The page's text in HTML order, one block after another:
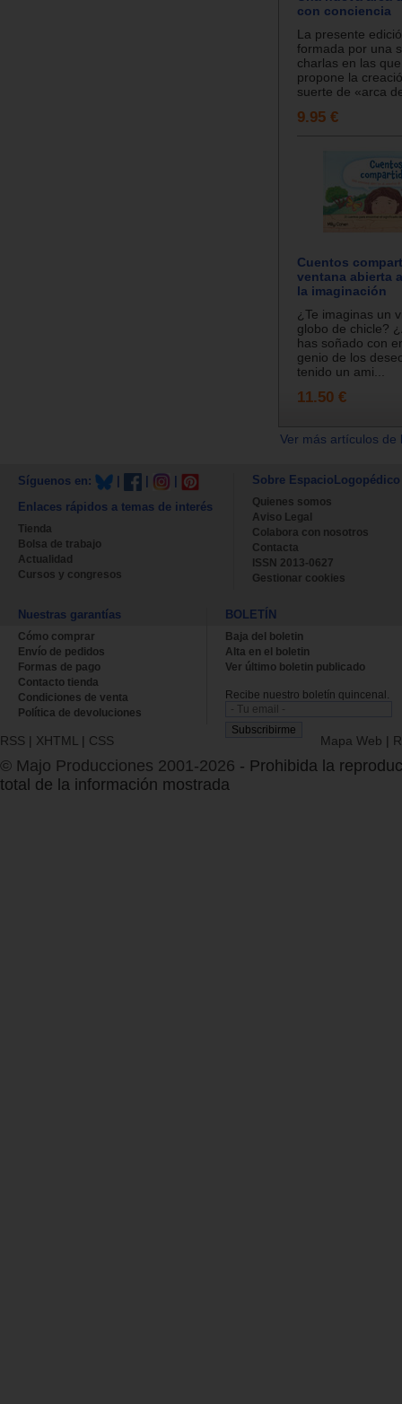
con conciencia
La presente
formada por una
charlas en las
propone la
suerte de «arca
9.95 €
Cuentos
ventana abierta
la imaginación
¿Te imaginas un
globo de chicle?
has soñado con
genio de los
tenido un ami...
11.50 €
Ver más artículos
Síguenos en:
Enlaces rápidos a temas de interés
Tienda
Bolsa de trabajo
Actualidad
Cursos y congresos
Sobre EspacioLogopédico
Quienes somos
Aviso Legal
Colabora con nosotros
Contacta
ISSN 2013-0627
Gestionar cookies
Nuestras garantías
Cómo comprar
Envío de pedidos
Formas de pago
Contacto tienda
Condiciones de venta
Política de devoluciones
BOLETÍN
Baja del boletin
Alta en el boletin
Ver último boletin publicado
Recibe nuestro boletín quincenal.
RSS | XHTML | CSS Mapa Web |
© Majo Producciones 2001-2026 - Prohibida la
total de la información mostrada